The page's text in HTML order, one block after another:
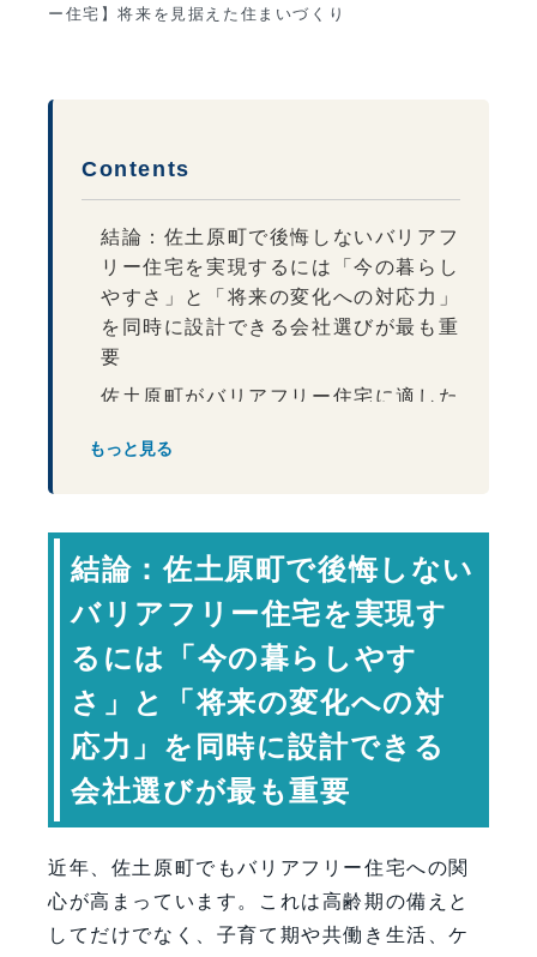
ー住宅】将来を見据えた住まいづくり
Contents
結論：佐土原町で後悔しないバリアフ
リー住宅を実現するには「今の暮らし
やすさ」と「将来の変化への対応力」
を同時に設計できる会社選びが最も重
要
佐土原町がバリアフリー住宅に適した
佐土原町で重視されるバリアフリー動
線設計
佐土原町のバリアフリー動線設
計比較
段差解消だけでは足りないバリアフリ
ー設計
水回り設計が将来の安心を左右する
バリアフリー住宅で起きやすい設計ミ
ス
方
工務店見極めポイント
専門家コメント
もっと見る
結論：佐土原町で後悔しない
バリアフリー住宅を実現す
るには「今の暮らしやす
さ」と「将来の変化への対
応力」を同時に設計できる
会社選びが最も重要
近年、佐土原町でもバリアフリー住宅への関
心が高まっています。これは高齢期の備えと
してだけでなく、子育て期や共働き生活、ケ